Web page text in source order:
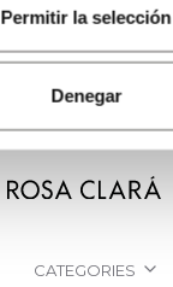
Permitir la selección
Denegar
CATEGORIES